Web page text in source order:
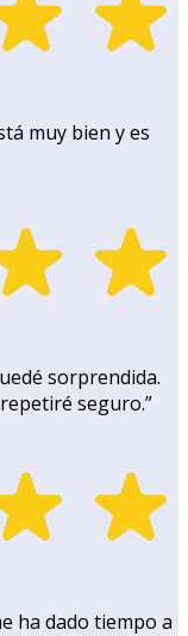
muy bien y es
sorprendida.
repetiré seguro.”
ha dado tiempo a